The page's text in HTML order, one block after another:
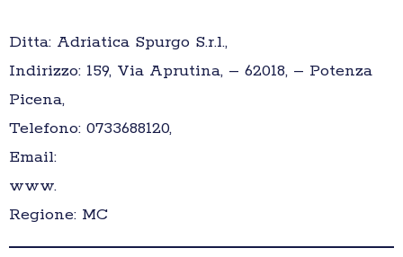
Ditta: Adriatica Spurgo S.r.l.,
Indirizzo: 159, Via Aprutina, – 62018, – Potenza
Picena,
Telefono: 0733688120,
Email:
www.
Regione: MC